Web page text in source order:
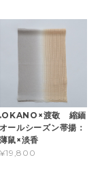
.OKANO×渡敬 縮緬
オールシーズン帯揚：
薄鼠×淡香
¥19,800